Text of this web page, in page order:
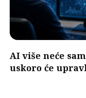
AI više neće
uskoro će